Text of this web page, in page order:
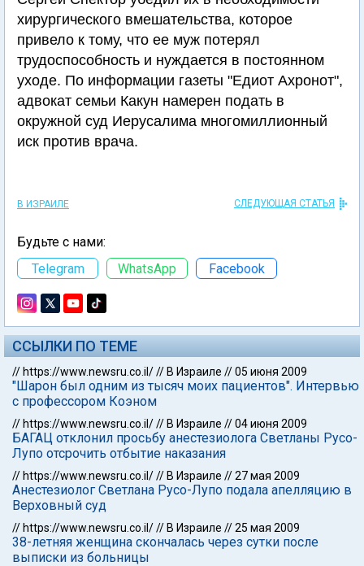
хирургического вмешательства, которое
привело к тому, что ее муж потерял
трудоспособность и нуждается в постоянном
уходе. По информации газеты "Едиот Ахронот",
адвокат семьи Какун намерен подать в
окружной суд Иерусалима многомиллионный
иск против врача.
В ИЗРАИЛЕ СЛЕДУЮЩАЯ СТАТЬЯ
Будьте с нами:
Telegram
WhatsApp Facebook
ССЫЛКИ ПО ТЕМЕ
// https://www.newsru.co.il/// В Израиле //05 июня 2009
"Шарон был одним из тысяч моих пациентов". Интервью
с профессором Коэном
// https://www.newsru.co.il/// В Израиле //04 июня 2009
БАГАЦ отклонил просьбу анестезиолога Светланы Русо-
Лупо отсрочить отбытие наказания
// https://www.newsru.co.il/// В Израиле //27 мая 2009
Анестезиолог Светлана Русо-Лупо подала апелляцию в
Верховный суд
// https://www.newsru.co.il/// В Израиле //25 мая 2009
38-летняя женщина скончалась через сутки после
выписки из больницы